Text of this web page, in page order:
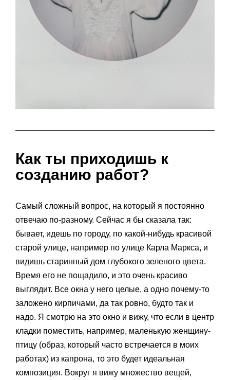
Как ты приходишь к
созданию работ?
Самый сложный вопрос, на который я постоянно
отвечаю по-разному. Сейчас я бы сказала так:
бывает, идешь по городу, по какой-нибудь красивой
старой улице, например по улице Карла Маркса, и
видишь старинный дом глубокого зеленого цвета.
Время его не пощадило, и это очень красиво
выглядит. Все окна у него целые, а одно почему-то
заложено кирпичами, да так ровно, будто так и
надо. Я смотрю на это окно и вижу, что если в центр
кладки поместить, например, маленькую женщину-
птицу (образ, который часто встречается в моих
работах) из капрона, то это будет идеальная
композиция. Вокруг я вижу множество вещей,